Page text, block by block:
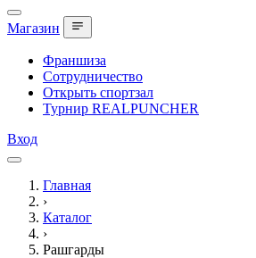
Магазин
Франшиза
Сотрудничество
Открыть спортзал
Турнир REALPUNCHER
Вход
Главная
›
Каталог
›
Рашгарды